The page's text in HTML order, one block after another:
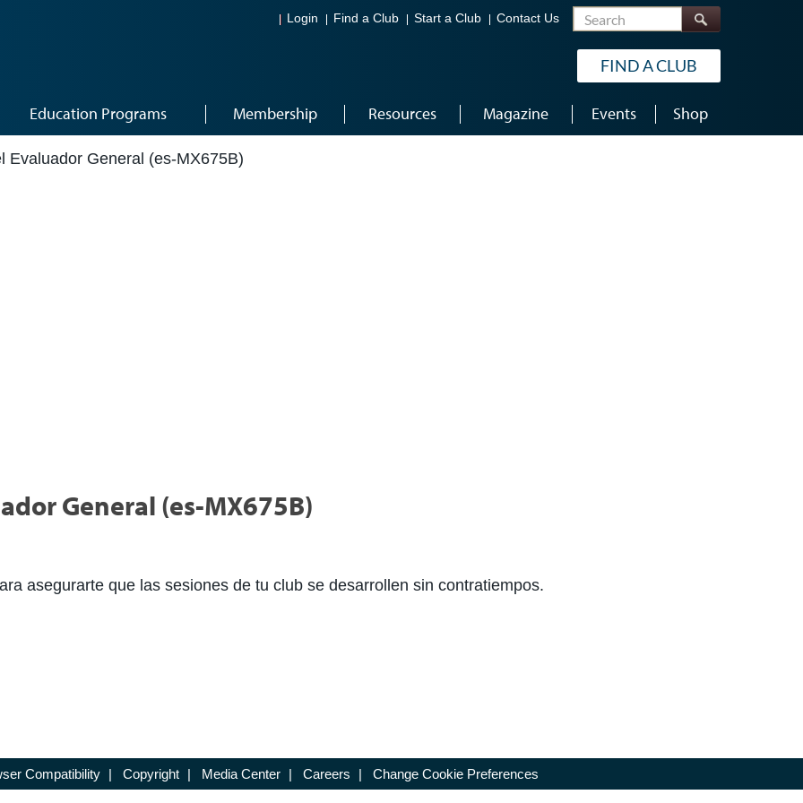
Login Find a Club Start a Club Contact Us Search
FIND A CLUB
Education Programs Membership Resources Magazine Events Shop
Evaluador General (es-MX675B)
General (es-MX675B)
asegurarte que las sesiones de tu club se desarrollen sin contratiempos.
Compatibility | Copyright | Media Center | Careers | Change Cookie Preferences